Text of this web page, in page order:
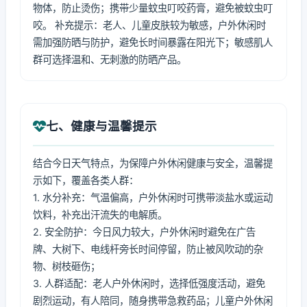
物体，防止烫伤；携带少量蚊虫叮咬药膏，避免被蚊虫叮
咬。 补充提示：老人、儿童皮肤较为敏感，户外休闲时
需加强防晒与防护，避免长时间暴露在阳光下；敏感肌人
群可选择温和、无刺激的防晒产品。
七、健康与温馨提示
结合今日天气特点，为保障户外休闲健康与安全，温馨提
示如下，覆盖各类人群：
1. 水分补充：气温偏高，户外休闲时可携带淡盐水或运动
饮料，补充出汗流失的电解质。
2. 安全防护：今日风力较大，户外休闲时避免在广告
牌、大树下、电线杆旁长时间停留，防止被风吹动的杂
物、树枝砸伤；
3. 人群适配：老人户外休闲时，选择低强度活动，避免
剧烈运动，有人陪同，随身携带急救药品；儿童户外休闲